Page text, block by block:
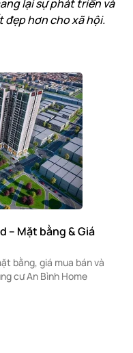
lại sự phát triển và
hơn cho xã hội.
– Mặt bằng & Giá
bằng, giá mua bán và
cư An Bình Home